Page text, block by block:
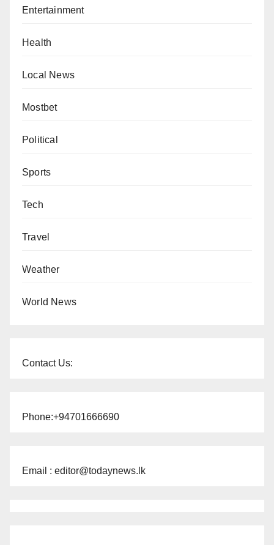
Entertainment
Health
Local News
Mostbet
Political
Sports
Tech
Travel
Weather
World News
Contact Us:
Phone:+94701666690
Email : editor@todaynews.lk